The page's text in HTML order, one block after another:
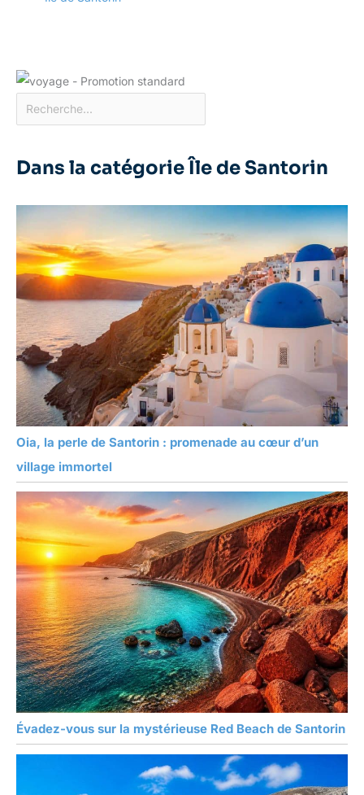
Dans la catégorie Île de Santorin
Oia, la perle de Santorin : promenade au cœur d’un
village immortel
Évadez-vous sur la mystérieuse Red Beach de Santorin